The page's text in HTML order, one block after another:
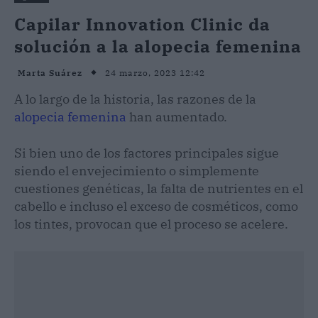
Capilar Innovation Clinic da
solución a la alopecia femenina
Marta Suárez 24 marzo, 2023 12:42
A lo largo de la historia, las razones de la
alopecia femenina han aumentado.
Si bien uno de los factores principales sigue
siendo el envejecimiento o simplemente
cuestiones genéticas, la falta de nutrientes en el
cabello e incluso el exceso de cosméticos, como
los tintes, provocan que el proceso se acelere.